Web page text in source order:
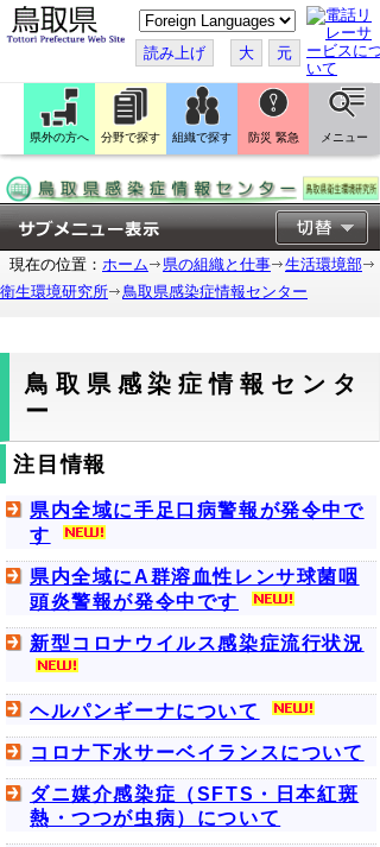
こ
の
ペ
ー
ジ
翻
訳
す
読み上げ 大 元
県外の方へ 分野で探す 組織で探す 防災 緊急 メニュー
現在の位置： ホーム 県の組織と仕事
生活環境部
衛生環境研究所
鳥取県感染症情報センター
鳥取県感染症情報センタ
ー
注目情報
県内全域に手足口病警報が発令中で
す
県内全域にA群溶血性レンサ球菌咽
頭炎警報が発令中です
新型コロナウイルス感染症流行状況
ヘルパンギーナについて
コロナ下水サーベイランスについて
ダニ媒介感染症（SFTS・日本紅斑
熱・つつが虫病）について